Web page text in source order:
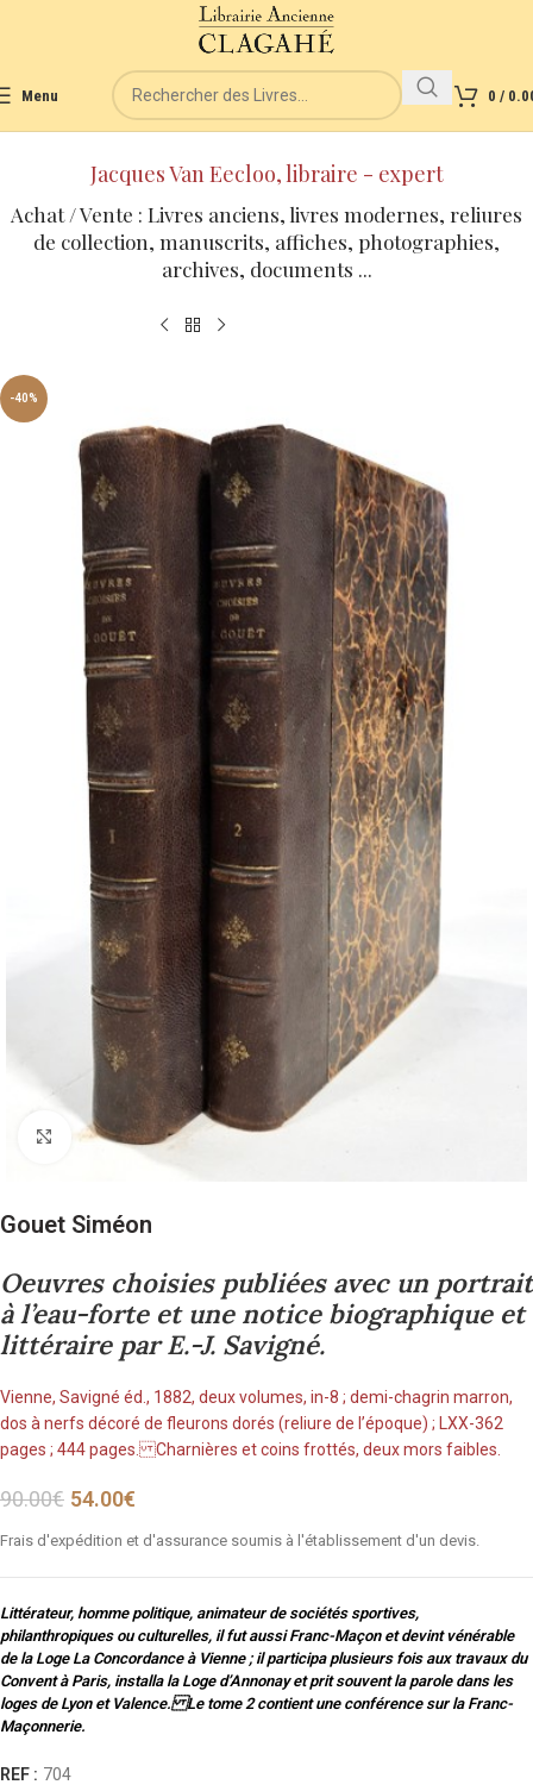
Menu 0 /
Jacques Van Eecloo, libraire - expert
Achat / Vente : Livres anciens, livres modernes, reliures
de collection, manuscrits, affiches, photographies,
archives, documents ...
-40%
Cliquez pour agrandir
Gouet Siméon
Oeuvres choisies publiées avec un portrait
à l’eau-forte et une notice biographique et
littéraire par E.-J. Savigné.
Vienne, Savigné éd., 1882, deux volumes, in-8 ; demi-chagrin marron,
dos à nerfs décoré de fleurons dorés (reliure de l’époque) ; LXX-362
pages ; 444 pages. Charnières et coins frottés, deux mors faibles.
90.00€ 54.00€
Frais d'expédition et d'assurance soumis à l'établissement d'un devis.
Littérateur, homme politique, animateur de sociétés sportives,
philanthropiques ou culturelles, il fut aussi Franc-Maçon et devint vénérable
de la Loge La Concordance à Vienne ; il participa plusieurs fois aux travaux du
Convent à Paris, installa la Loge d’Annonay et prit souvent la parole dans les
loges de Lyon et Valence. Le tome 2 contient une conférence sur la Franc-
Maçonnerie.
REF : 704